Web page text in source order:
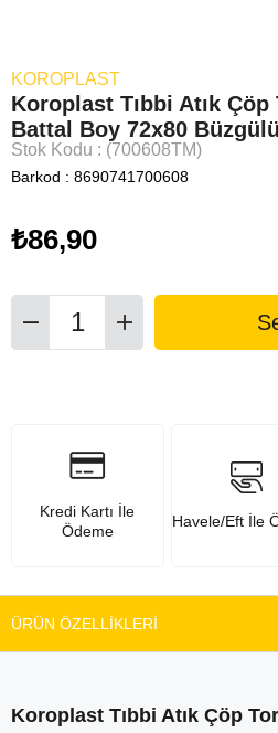
KOROPLAST
Koroplast Tıbbi Atık Çöp
Battal Boy 72x80 Büzgülü
Stok Kodu (700608TM)
Barkod : 8690741700608
₺86,90
Kredi Kartı İle
Ödeme
Havele/Eft İle
ÜRÜN ÖZELLIKLERI
Koroplast Tıbbi Atık Çöp